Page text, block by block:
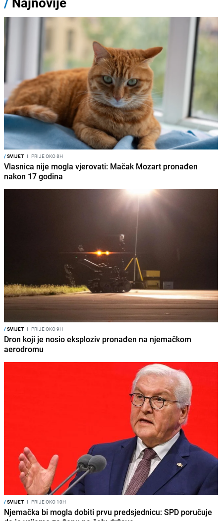
/SVIJET I PRIJE OKO 8H
Vlasnica nije mogla vjerovati: Mačak Mozart pronađen
nakon 17 godina
/SVIJET I PRIJE OKO 9H
Dron koji je nosio eksploziv pronađen na njemačkom
aerodromu
/SVIJET I PRIJE OKO 10H
Njemačka bi mogla dobiti prvu predsjednicu: SPD poručuje